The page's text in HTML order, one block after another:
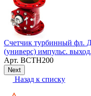
Счетчик турбинный фл.
(универс) импульс.
Арт. ВСТН200
Next
Назад к списку